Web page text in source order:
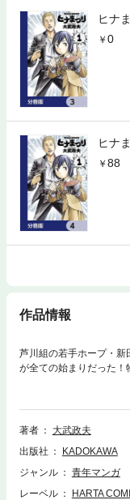
ヒナ
0
ヒナ
88
作品情報
芦川組の若手ホープ・
が全ての始まりだった！
力な念動力で新田を脅
ザとサイキック少女の
読切から連載化、そし
オ・ユニバース、遂に
著者
大武政夫
出版社
KADOKAWA
ジャンル
青年マンガ
レーベル
HARTA